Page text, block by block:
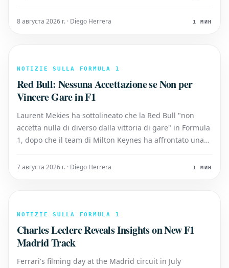
Lagrue, consulente per lo sviluppo dei piloti presso la
8 августа 2026 г. · Diego Herrera 1 МИН
NOTIZIE SULLA FORMULA 1
Red Bull: Nessuna Accettazione se Non per
Vincere Gare in F1
Laurent Mekies ha sottolineato che la Red Bull "non
accetta nulla di diverso dalla vittoria di gare" in Formula
1, dopo che il team di Milton Keynes ha affrontato una
che la sei volte campionessa costruttori arriva alla pausa
7 августа 2026 г. · Diego Herrera 1 МИН
NOTIZIE SULLA FORMULA 1
Charles Leclerc Reveals Insights on New F1
Madrid Track
Ferrari's filming day at the Madrid circuit in July